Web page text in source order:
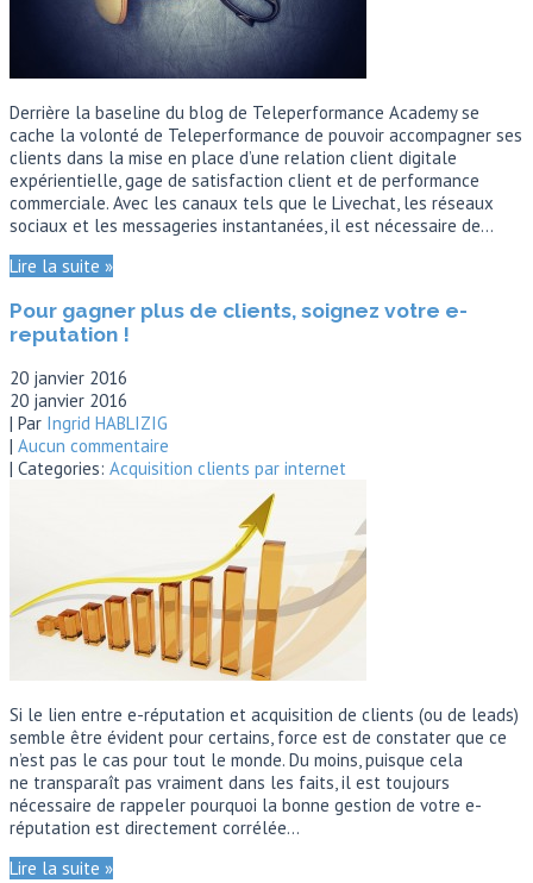
Derrière la baseline du blog de Teleperformance Academy se
cache la volonté de Teleperformance de pouvoir accompagner ses
clients dans la mise en place d’une relation client digitale
expérientielle, gage de satisfaction client et de performance
commerciale. Avec les canaux tels que le Livechat, les réseaux
sociaux et les messageries instantanées, il est nécessaire de…
Lire la suite »
Pour gagner plus de clients, soignez votre e-
reputation !
20 janvier 2016
20 janvier 2016
| Par Ingrid HABLIZIG
| Aucun commentaire
| Categories: Acquisition clients par internet
Si le lien entre e-réputation et acquisition de clients (ou de leads)
semble être évident pour certains, force est de constater que ce
n’est pas le cas pour tout le monde. Du moins, puisque cela
ne transparaît pas vraiment dans les faits, il est toujours
nécessaire de rappeler pourquoi la bonne gestion de votre e-
réputation est directement corrélée…
Lire la suite »